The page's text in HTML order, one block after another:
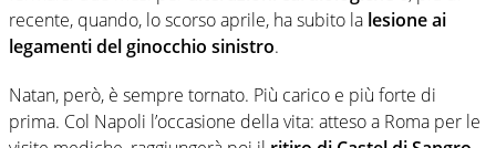
recente, quando, lo scorso aprile, ha subito la lesione ai
legamenti del ginocchio sinistro.
Natan, però, è sempre tornato. Più carico e più forte di
prima. Col Napoli l’occasione della vita: atteso a Roma per le